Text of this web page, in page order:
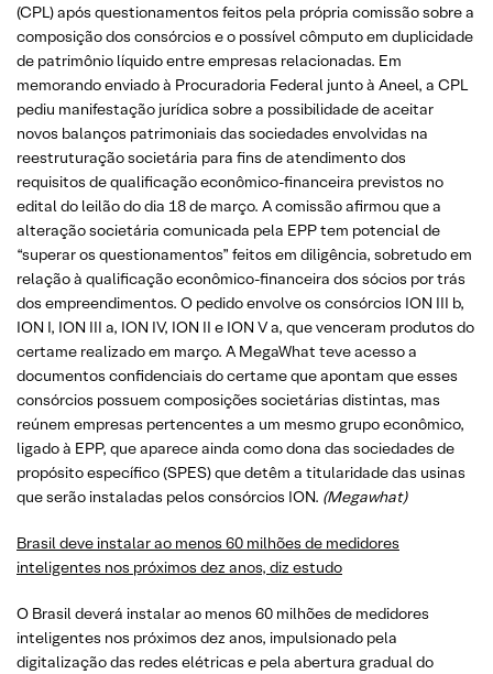
(CPL) após questionamentos feitos pela própria comissão sobre a
composição dos consórcios e o possível cômputo em duplicidade
de patrimônio líquido entre empresas relacionadas. Em
memorando enviado à Procuradoria Federal junto à Aneel, a CPL
pediu manifestação jurídica sobre a possibilidade de aceitar
novos balanços patrimoniais das sociedades envolvidas na
reestruturação societária para fins de atendimento dos
requisitos de qualificação econômico-financeira previstos no
edital do leilão do dia 18 de março. A comissão afirmou que a
alteração societária comunicada pela EPP tem potencial de
“superar os questionamentos” feitos em diligência, sobretudo em
relação à qualificação econômico-financeira dos sócios por trás
dos empreendimentos. O pedido envolve os consórcios ION III b,
ION I, ION III a, ION IV, ION II e ION V a, que venceram produtos do
certame realizado em março. A MegaWhat teve acesso a
documentos confidenciais do certame que apontam que esses
consórcios possuem composições societárias distintas, mas
reúnem empresas pertencentes a um mesmo grupo econômico,
ligado à EPP, que aparece ainda como dona das sociedades de
propósito específico (SPES) que detêm a titularidade das usinas
que serão instaladas pelos consórcios ION. (Megawhat)
Brasil deve instalar ao menos 60 milhões de medidores
inteligentes nos próximos dez anos, diz estudo
O Brasil deverá instalar ao menos 60 milhões de medidores
inteligentes nos próximos dez anos, impulsionado pela
digitalização das redes elétricas e pela abertura gradual do